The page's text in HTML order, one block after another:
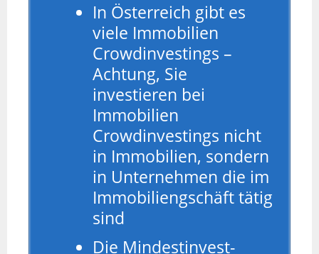
In Österreich gibt es
viele Immobilien
Crowdinvestings –
Achtung, Sie
investieren bei
Immobilien
Crowdinvestings nicht
in Immobilien, sondern
in Unternehmen die im
Immobiliengschäft tätig
sind
Die Mindestinvest-